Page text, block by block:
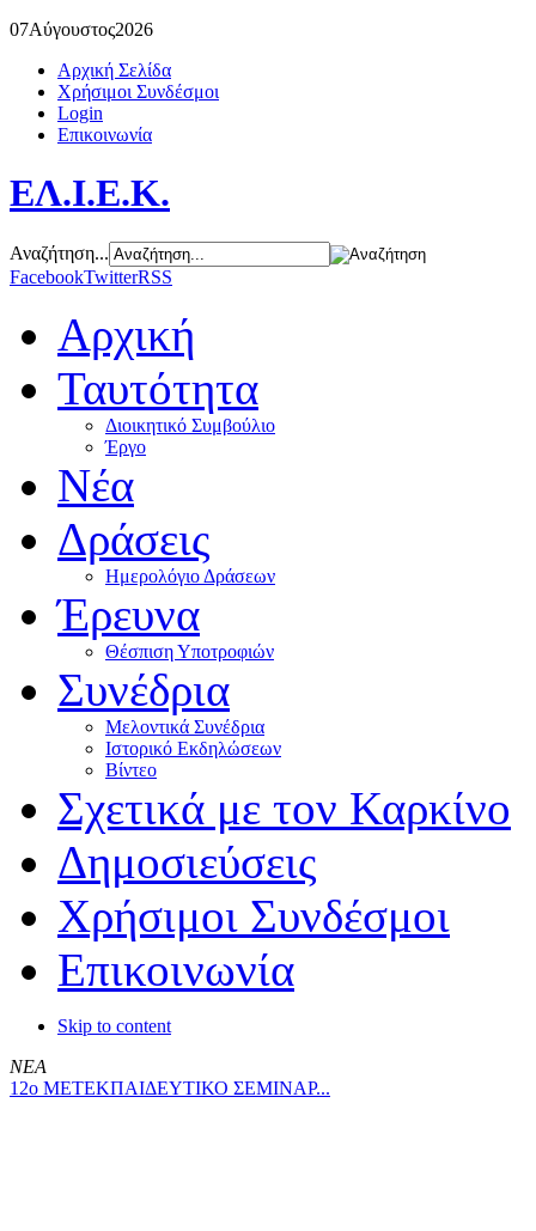
07Αύγουστος2026
Αρχική Σελίδα
Χρήσιμοι Συνδέσμοι
Login
Επικοινωνία
ΕΛ.Ι.Ε.Κ.
Αναζήτηση...
FacebookTwitterRSS
Αρχική
Ταυτότητα
Διοικητικό Συμβούλιο
Έργο
Νέα
Δράσεις
Ημερολόγιο Δράσεων
Έρευνα
Θέσπιση Υποτροφιών
Συνέδρια
Μελοντικά Συνέδρια
Ιστορικό Εκδηλώσεων
Βίντεο
Σχετικά με τον Καρκίνο
Δημοσιεύσεις
Χρήσιμοι Συνδέσμοι
Επικοινωνία
Skip to content
ΝΕΑ
12ο ΜΕΤΕΚΠΑΙΔΕΥΤΙΚΟ ΣΕΜΙΝΑΡ...